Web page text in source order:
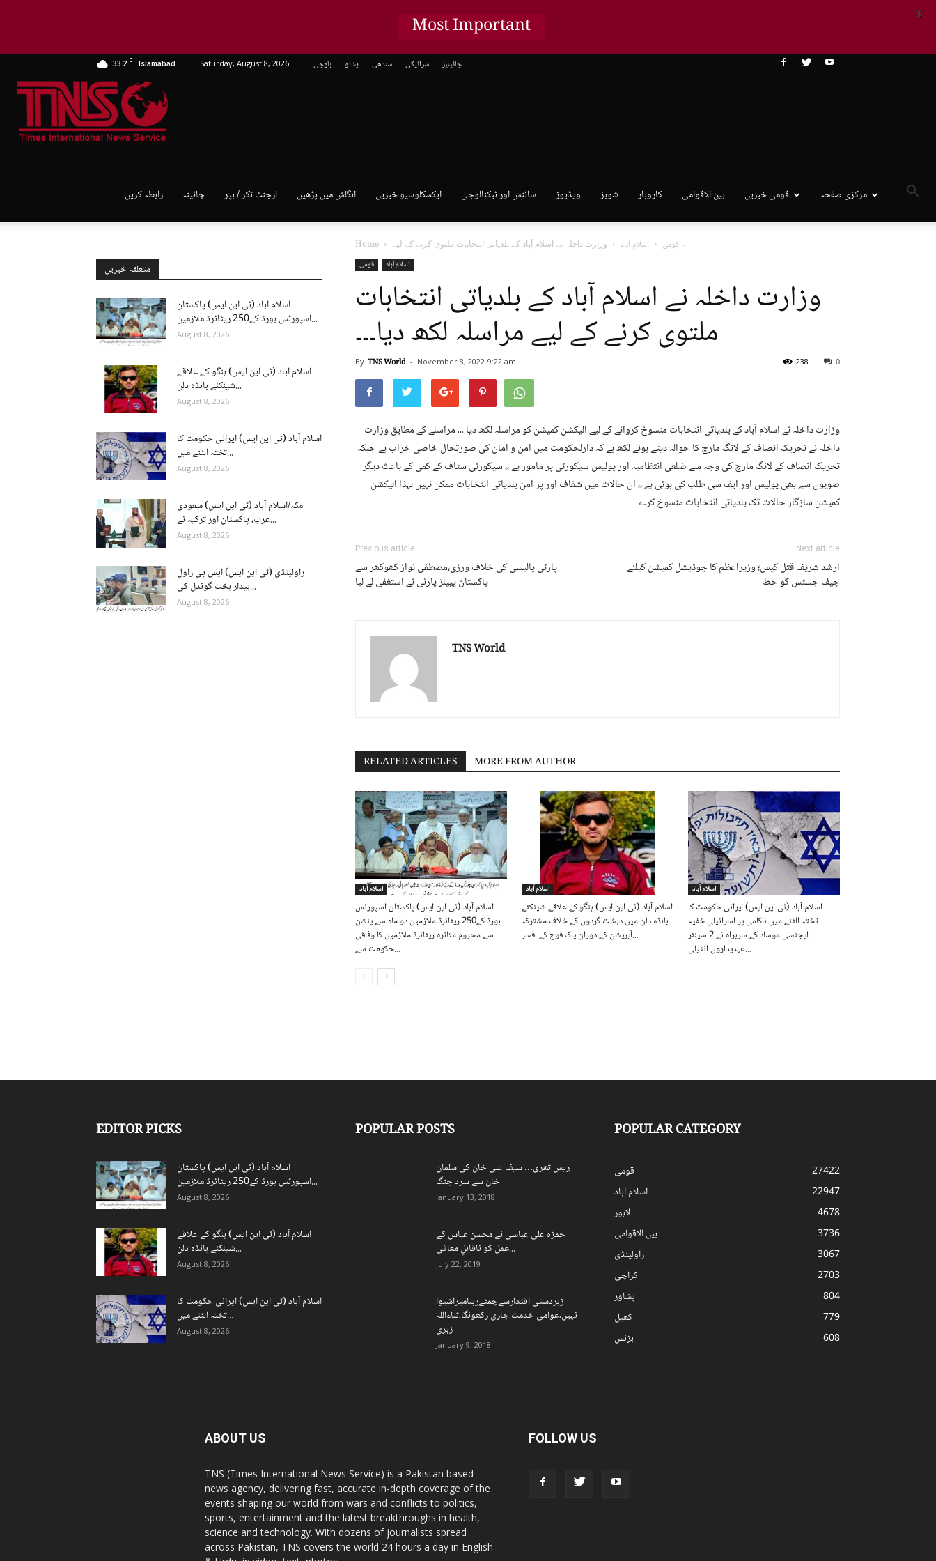
33.2 C Islamabad Saturday, August 8, 2026 بلوچی پشتو سندھی سرائیکی چائینیز
رابطہ کریں چائینہ ارجنٹ ٹکر / بپر انگلش میں پڑھیں ایکسکلوسیو خبریں سائنس اور ٹیکنالوجی ویڈیوز شوبز کاروبار بین الاقوامی قومی خبریں مرکزی صفحہ
Home قومی اسلام آباد
وزارت داخلہ نے اسلام آباد کے بلدیاتی انتخابات ملتوی کرنے کے لیے...
قومی
اسلام آباد
وزارت داخلہ نے اسلام آباد کے بلدیاتی انتخابات
ملتوی کرنے کے لیے مراسلہ لکھ دیا۔۔۔
By TNS World - November 8, 2022 9:22 am 0
238
وزارت داخلہ نے اسلام آباد کے بلدیاتی انتخابات منسوخ کروانے کے لیے الیکشن کمیشن کو مراسلہ لکھ دیا ،،، مراسلے کے مطابق وزارت
داخلہ نے تحریک انصاف کے لانگ مارچ کا حوالہ دیتے ہوئے لکھ ہے کہ دارلحکومت میں امن و امان کی صورتحال خاصی خراب ہے جبکہ
تحریک انصاف کے لانگ مارچ کی وجہ سے ضلعی انتظامیہ اور پولیس سیکورٹی پر مامور ہے ،، سیکورٹی سٹاف کے کمی کے باعث دیگر
صوبوں سے بھی پولیس اور ایف سی طلب کی ہوئی ہے ،، ان حالات میں شفاف اور پر امن بلدیاتی انتخابات ممکن نہیں لہذا الیکشن
کمیشن سازگار حالات تک بلدیاتی انتخابات منسوخ کرے
Previous article
پارٹی پالیسی کی خلاف ورزی،مصطفی نواز کھوکھر سے
پاکستان پیپلز پارٹی نے استغفی لے لیا
Next article
ارشد شریف قتل کیس؛ وزیراعظم کا جوڈیشل کمیشن کیلئے
چیف جسٹس کو خط
TNS World
RELATED ARTICLES MORE FROM AUTHOR
اسلام آباد
اسلام آباد (ٹی این ایس) پاکستان اسپورٹس
بورڈ کے250 ریٹائرڈ ملازمین دو ماہ سے پنشن
سے محروم متاثرہ ریٹائرڈ ملازمین کا وفاقی
حکومت سے...
اسلام آباد
اسلام آباد (ٹی این ایس) ہنگو کے علاقے شینکئے
بانڈہ دلن میں دہشت گردوں کے خلاف مشترکہ
آپریشن کے دوران پاک فوج کے افسر...
اسلام آباد
اسلام آباد (ٹی این ایس) ایرانی حکومت کا
تختہ الٹنے میں ناکامی پر اسرائیلی خفیہ
ایجنسی موساد کے سربراہ نے 2 سینئر
عہدیداروں انٹیلی...
متعلقہ خبریں
اسلام آباد (ٹی این ایس) پاکستان
اسپورٹس بورڈ کے250 ریٹائرڈ ملازمین...
August 8, 2026
اسلام آباد (ٹی این ایس) ہنگو کے علاقے
شینکئے بانڈہ دلن...
August 8, 2026
اسلام آباد (ٹی این ایس) ایرانی حکومت کا
تختہ الٹنے میں...
August 8, 2026
مکہ/اسلام آباد (ٹی این ایس) سعودی
عرب، پاکستان اور ترکیہ نے...
August 8, 2026
راولپنڈی (ٹی این ایس) ایس پی راول
بیدار بخت گوندل کی...
August 8, 2026
EDITOR PICKS
اسلام آباد (ٹی این ایس) پاکستان
اسپورٹس بورڈ کے250 ریٹائرڈ ملازمین...
August 8, 2026
اسلام آباد (ٹی این ایس) ہنگو کے علاقے
شینکئے بانڈہ دلن...
August 8, 2026
اسلام آباد (ٹی این ایس) ایرانی حکومت کا
تختہ الٹنے میں...
August 8, 2026
POPULAR POSTS
ریس تھری… سیف علی خان کی سلمان
خان سے سرد جنگ
January 13, 2018
حمزہ علی عباسی نے محسن عباس کے
عمل کو ناقابلِ معافی...
July 22, 2019
زبردستی اقتدارسےچمٹےرہنامیراشیوا
نہیں،عوامی خدمت جاری رکھونگا،ثناءاللہ
زہری
January 9, 2018
POPULAR CATEGORY
قومی
27422
اسلام آباد
22947
لاہور
4678
بین الاقوامی
3736
راولپنڈی
3067
کراچی
2703
پشاور
804
کھیل
779
بزنس
608
ABOUT US
TNS (Times International News Service) is a Pakistan based
news agency, delivering fast, accurate in-depth coverage of the
events shaping our world from wars and conflicts to politics,
sports, entertainment and the latest breakthroughs in health,
science and technology. With dozens of journalists spread
across Pakistan, TNS covers the world 24 hours a day in English
FOLLOW US
Most Important X